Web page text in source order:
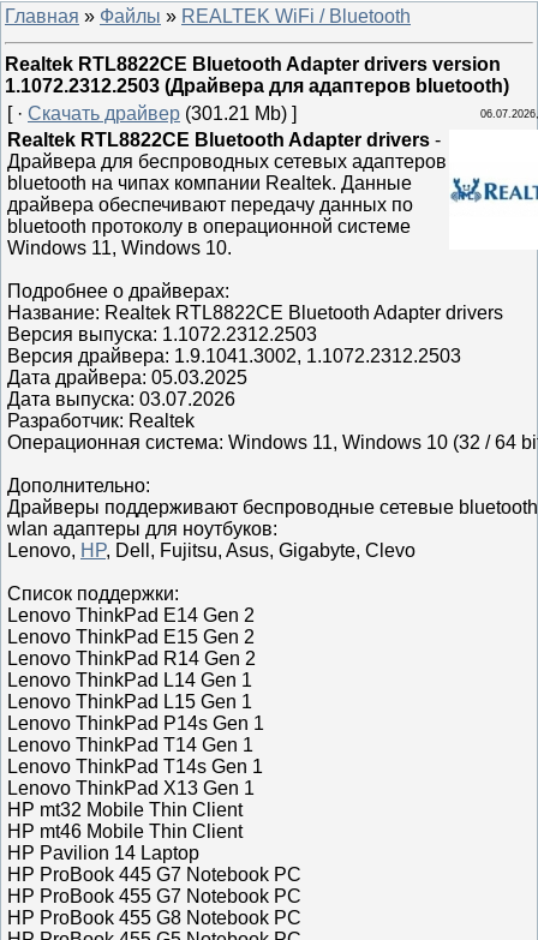
Главная » Файлы » REALTEK WiFi / Bluetooth
Realtek RTL8822CE Bluetooth Adapter drivers version
1.1072.2312.2503 (Драйвера для адаптеров bluetooth)
[ · Скачать драйвер (301.21 Mb) ]
Realtek RTL8822CE Bluetooth Adapter drivers -
Драйвера для беспроводных сетевых адаптеров
bluetooth на чипах компании Realtek. Данные
драйвера обеспечивают передачу данных по
bluetooth протоколу в операционной системе
Windows 11, Windows 10.
Подробнее о драйверах:
Название: Realtek RTL8822CE Bluetooth Adapter drivers
Версия выпуска: 1.1072.2312.2503
Версия драйвера: 1.9.1041.3002, 1.1072.2312.2503
Дата драйвера: 05.03.2025
Дата выпуска: 03.07.2026
Разработчик: Realtek
Операционная система: Windows 11, Windows 10 (32 / 64
Дополнительно:
Драйверы поддерживают беспроводные сетевые
wlan адаптеры для ноутбуков:
Lenovo, HP, Dell, Fujitsu, Asus, Gigabyte, Clevo
Список поддержки:
Lenovo ThinkPad E14 Gen 2
Lenovo ThinkPad E15 Gen 2
Lenovo ThinkPad R14 Gen 2
Lenovo ThinkPad L14 Gen 1
Lenovo ThinkPad L15 Gen 1
Lenovo ThinkPad P14s Gen 1
Lenovo ThinkPad T14 Gen 1
Lenovo ThinkPad T14s Gen 1
Lenovo ThinkPad X13 Gen 1
HP mt32 Mobile Thin Client
HP mt46 Mobile Thin Client
HP Pavilion 14 Laptop
HP ProBook 445 G7 Notebook PC
HP ProBook 455 G7 Notebook PC
HP ProBook 455 G8 Notebook PC